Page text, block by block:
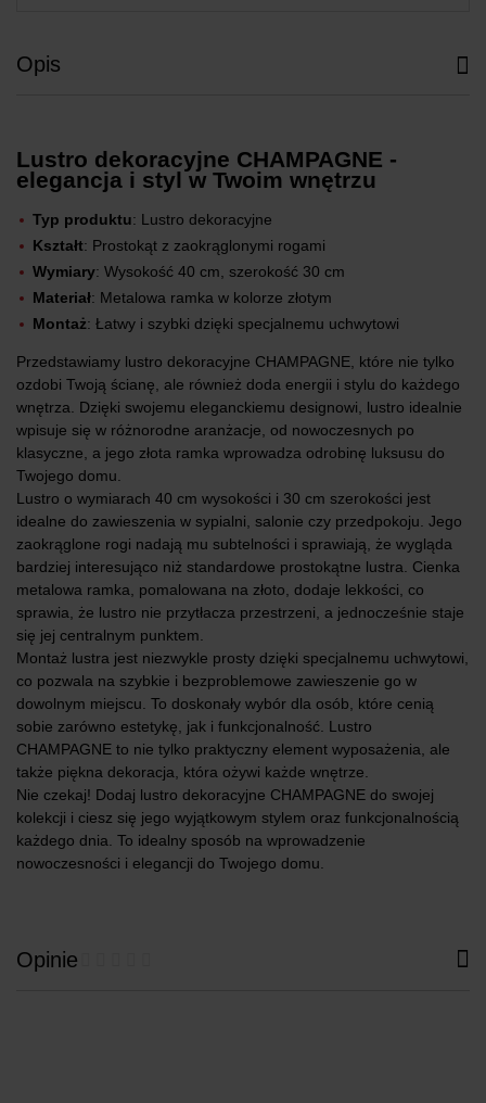
Opis
Lustro dekoracyjne CHAMPAGNE -
elegancja i styl w Twoim wnętrzu
Typ produktu: Lustro dekoracyjne
Kształt: Prostokąt z zaokrąglonymi rogami
Wymiary: Wysokość 40 cm, szerokość 30 cm
Materiał: Metalowa ramka w kolorze złotym
Montaż: Łatwy i szybki dzięki specjalnemu uchwytowi
Przedstawiamy lustro dekoracyjne CHAMPAGNE, które nie tylko
ozdobi Twoją ścianę, ale również doda energii i stylu do każdego
wnętrza. Dzięki swojemu eleganckiemu designowi, lustro idealnie
wpisuje się w różnorodne aranżacje, od nowoczesnych po
klasyczne, a jego złota ramka wprowadza odrobinę luksusu do
Twojego domu.
Lustro o wymiarach 40 cm wysokości i 30 cm szerokości jest
idealne do zawieszenia w sypialni, salonie czy przedpokoju. Jego
zaokrąglone rogi nadają mu subtelności i sprawiają, że wygląda
bardziej interesująco niż standardowe prostokątne lustra. Cienka
metalowa ramka, pomalowana na złoto, dodaje lekkości, co
sprawia, że lustro nie przytłacza przestrzeni, a jednocześnie staje
się jej centralnym punktem.
Montaż lustra jest niezwykle prosty dzięki specjalnemu uchwytowi,
co pozwala na szybkie i bezproblemowe zawieszenie go w
dowolnym miejscu. To doskonały wybór dla osób, które cenią
sobie zarówno estetykę, jak i funkcjonalność. Lustro
CHAMPAGNE to nie tylko praktyczny element wyposażenia, ale
także piękna dekoracja, która ożywi każde wnętrze.
Nie czekaj! Dodaj lustro dekoracyjne CHAMPAGNE do swojej
kolekcji i ciesz się jego wyjątkowym stylem oraz funkcjonalnością
każdego dnia. To idealny sposób na wprowadzenie
nowoczesności i elegancji do Twojego domu.
Opinie